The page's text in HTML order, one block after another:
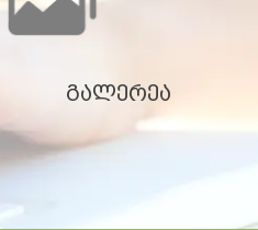
გალერეა